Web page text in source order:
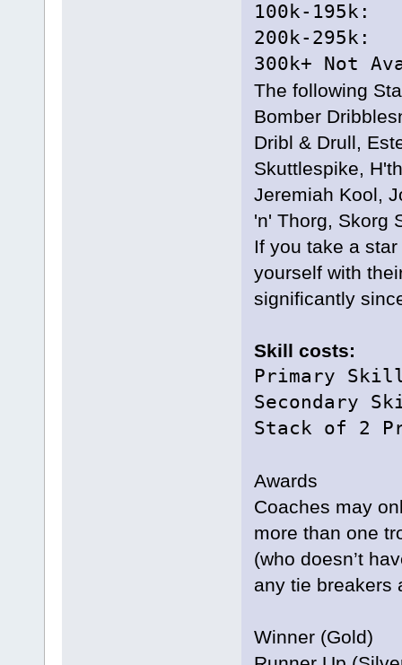
100k-
200k-
300k+ Not
The following
Bomber
Dribl & Drull,
Skuttlespike,
Jeremiah Kool,
'n' Thorg, Skorg
If you take a
yourself with
significantly
Skill costs:
Stack of 2
Awards
Coaches may
more than one
(who doesn’t
any tie breakers
Winner (Gold)